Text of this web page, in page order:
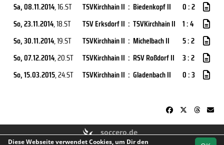
Sa, 08.11.2014, 16.ST TSVKirchhain II : Biedenkopf II
0 : 2
So, 23.11.2014, 18.ST TSV Erksdorf II : TSVKirchhain II 1 : 4
So, 30.11.2014, 19.ST TSVKirchhain II : Michelbach II
5 : 2
So, 07.12.2014, 20.ST TSVKirchhain II : RSV Roßdorf II
3 : 2
So, 15.03.2015, 24.ST TSVKirchhain II : Gladenbach II 0 : 3
soccero.de
© 2006 - 2026
Diese Webseite verwendet Cookies, um Dir den